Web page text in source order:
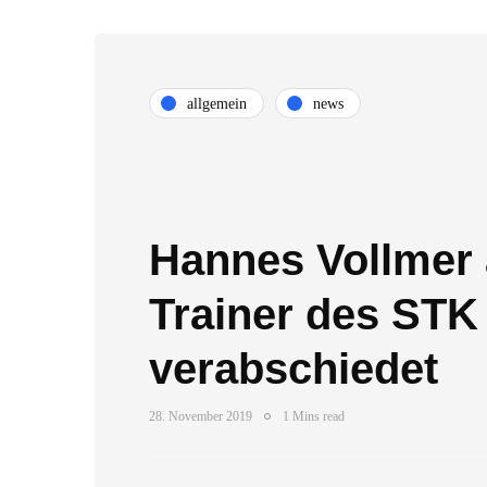
allgemein news
Hannes Vollmer
Trainer des STK
verabschiedet
28. November 2019 1 Mins read